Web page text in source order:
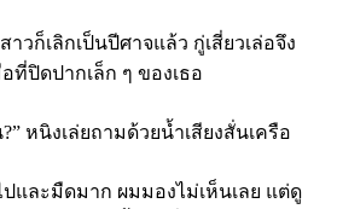
วก็เลิกเป็นปีศาจแล้ว กู่เสี่ยวเล่อจึง
ที่ปิดปากเล็ก ๆ ของเธอ
หนิงเล่ยถามด้วยน้ำเสียงสั่นเครือ
และมืดมาก ผมมองไม่เห็นเลย แต่ดู